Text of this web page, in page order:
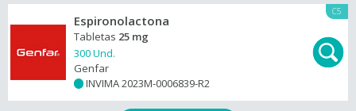
C5
Espironolactona
Tabletas 25 mg
300 Und.
Genfar
INVIMA 2023M-0006839-R2